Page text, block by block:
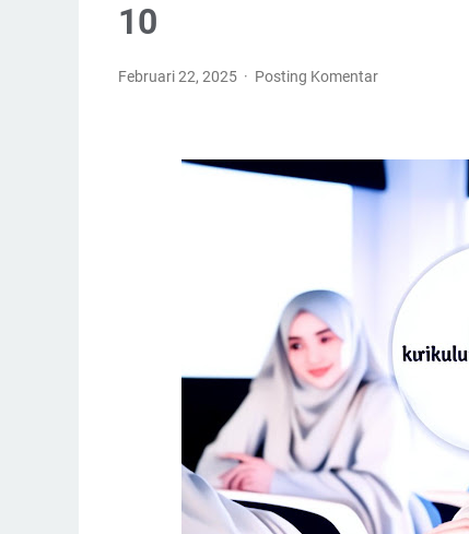
10
Februari 22, 2025 Posting Komentar